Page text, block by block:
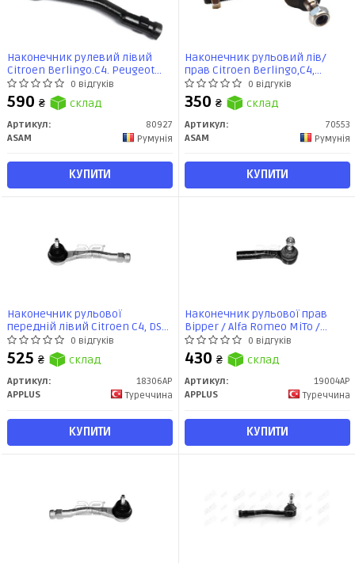
Наконечник рулевий лівий
Citroen Berlingo.C4. Peugeot
Partner.308.3008.5008 (80927)
ASAM
0 відгуків
590 ₴ склад
Артикул:
80927
ASAM
Румунія
КУПИТИ
Наконечник рульовий лiв/
прав Citroen Berlingo,С4,
Peugeot 306/307 (70553) ASAM
0 відгуків
350 ₴ склад
Артикул:
70553
ASAM
Румунія
КУПИТИ
Наконечник рульової
передній лівий Citroen C4, DS4,
Berlingo (06-) / Peugeot 308,
3008, 5008, Partner (07-)
(18306AP) APPLUS
0 відгуків
525 ₴ склад
Артикул:
18306AP
APPLUS
Туреччина
КУПИТИ
Наконечник рульової прав
Bipper / Alfa Romeo MiTo /
Nemo / Punto / Corsa (06-)
(заміна для 16257AP) (19004AP)
APPLUS
0 відгуків
430 ₴ склад
Артикул:
19004AP
APPLUS
Туреччина
КУПИТИ